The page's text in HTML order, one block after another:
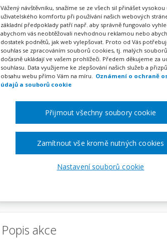
Příroda živá a
aktivního
na klíč
INFRA, s.r.o.
Celá ČR
Popis akce
Vážený návštěvníku, snažíme se ze všech sil přinášet
uživatelského komfortu při používání našich webových
základní předpoklady patří např. aby správně fungovalo
abychom vás neobtěžovali nevhodnou reklamou nebo
dostatek podnětů, jak web vylepšovat. Proto od Vás
souhlas se zpracováním souborů cookies, tj. malých
dočasně ukládají ve vašem prohlížeči. Předem děkujeme za
souhlasu. Data využijeme ke zlepšování našich služeb a
obsahu webu přímo Vám na míru. Oznámení o ochraně
údajů a souborů cookie
Nastavení souborů cookie
Zamítnout vše kromě nutných cookies
Přijmout všechny soubory cookie